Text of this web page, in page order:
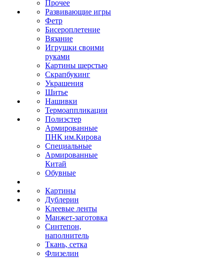
Прочее
Развивающие игры
Фетр
Бисероплетение
Вязание
Игрушки своими
руками
Картины шерстью
Скрапбукинг
Украшения
Шитье
Нашивки
Термоаппликации
Полиэстер
Армированные
ПНК им.Кирова
Специальные
Армированные
Китай
Обувные
Картины
Дублерин
Клеевые ленты
Манжет-заготовка
Синтепон,
наполнитель
Ткань, сетка
Флизелин